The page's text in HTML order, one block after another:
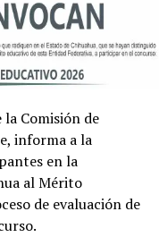
la Comisión de
informa a la
en la
al Mérito
de evaluación de